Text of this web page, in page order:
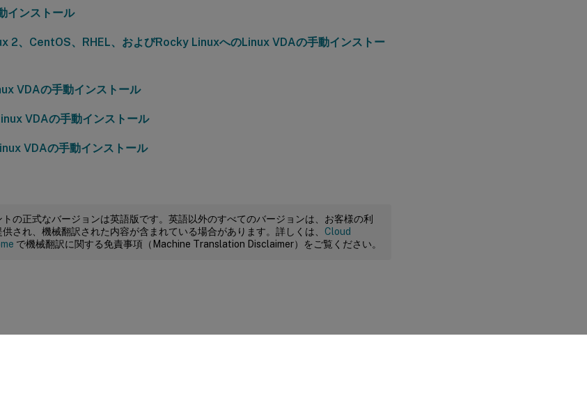
インストール
2、CentOS、RHEL、およびRocky LinuxへのLinux VDAの手動インストー
VDAの手動インストール
VDAの手動インストール
VDAの手動インストール
トの正式なバージョンは英語版です。英語以外のすべてのバージョンは、お客様の利
され、機械翻訳された内容が含まれている場合があります。詳しくは、 Cloud
で機械翻訳に関する免責事項（Machine Translation Disclaimer）をご覧ください。